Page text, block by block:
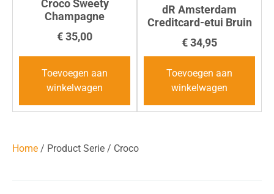
Croco Sweety
Champagne
€35,00
Toevoegen aan
winkelwagen
dR Amsterdam
Creditcard-etui Bruin
€34,95
Toevoegen aan
winkelwagen
Home / Product Serie / Croco